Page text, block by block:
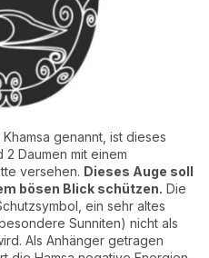
genannt, ist dieses
2 Daumen mit einem
versehen. Dieses Auge soll
bösen Blick schützen. Die
ein sehr altes
Sunniten) nicht als
Als Anhänger getragen